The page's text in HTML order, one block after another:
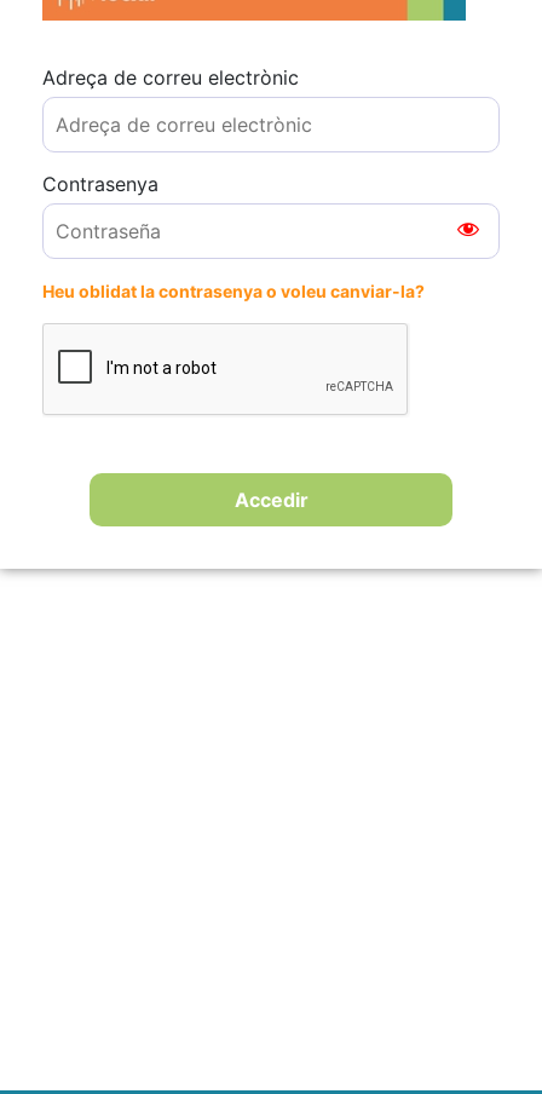
Adreça de correu electrònic
Contrasenya
Heu oblidat la contrasenya o voleu canviar-la?